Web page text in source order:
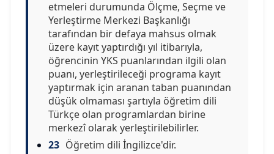
etmeleri durumunda Ölçme, Seçme ve
Yerleştirme Merkezi Başkanlığı
tarafından bir defaya mahsus olmak
üzere kayıt yaptırdığı yıl itibarıyla,
öğrencinin YKS puanlarından ilgili olan
puanı, yerleştirileceği programa kayıt
yaptırmak için aranan taban puanından
düşük olmaması şartıyla öğretim dili
Türkçe olan programlardan birine
merkezî olarak yerleştirilebilirler.
23 Öğretim dili İngilizce'dir.